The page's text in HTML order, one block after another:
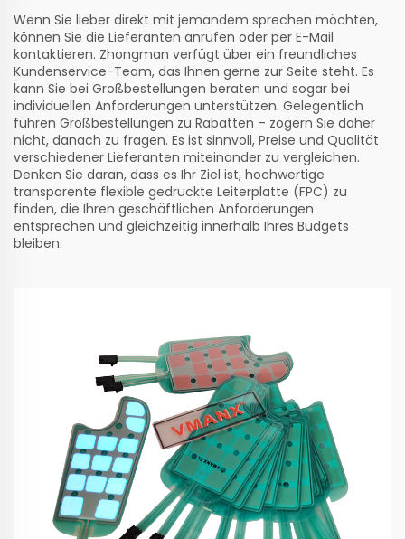
Wenn Sie lieber direkt mit jemandem sprechen möchten,
können Sie die Lieferanten anrufen oder per E-Mail
kontaktieren. Zhongman verfügt über ein freundliches
Kundenservice-Team, das Ihnen gerne zur Seite steht. Es
kann Sie bei Großbestellungen beraten und sogar bei
individuellen Anforderungen unterstützen. Gelegentlich
führen Großbestellungen zu Rabatten – zögern Sie daher
nicht, danach zu fragen. Es ist sinnvoll, Preise und Qualität
verschiedener Lieferanten miteinander zu vergleichen.
Denken Sie daran, dass es Ihr Ziel ist, hochwertige
transparente flexible gedruckte Leiterplatte (FPC) zu
finden, die Ihren geschäftlichen Anforderungen
entsprechen und gleichzeitig innerhalb Ihres Budgets
bleiben.